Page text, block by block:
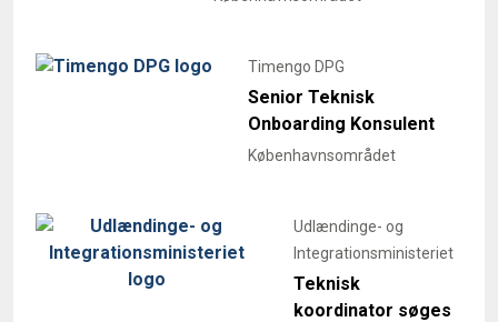
Timengo DPG
Senior Teknisk
Onboarding Konsulent
Københavnsområdet
Udlændinge- og
Integrationsministeriet
Teknisk
koordinator søges